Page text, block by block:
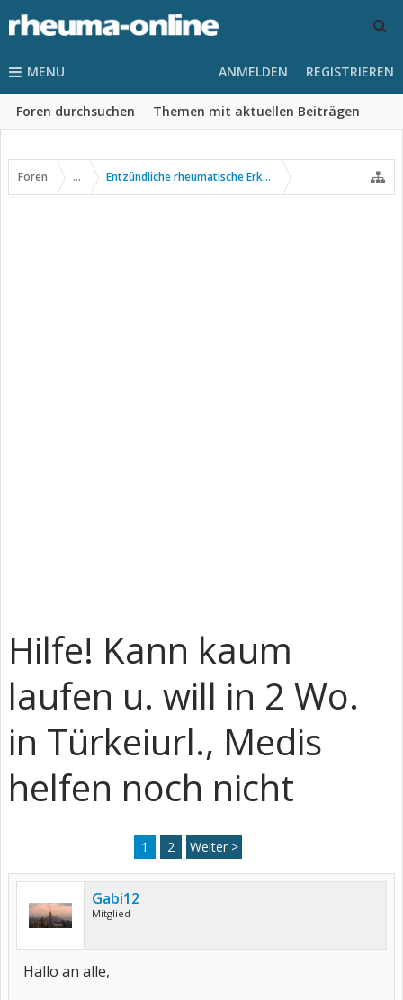
MENU
Foren durchsuchen Themen mit aktuellen Beiträgen
ANMELDEN REGISTRIEREN
Foren ... Entzündliche rheumatische Erkrankungen
Hilfe! Kann kaum
laufen u. will in 2 Wo.
in Türkeiurl., Medis
helfen noch nicht
1 2 Weiter >
Gabi12
Mitglied
Hallo an alle,